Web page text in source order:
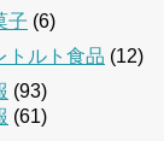
子 (6)
トルト食品 (12)
(93)
(61)